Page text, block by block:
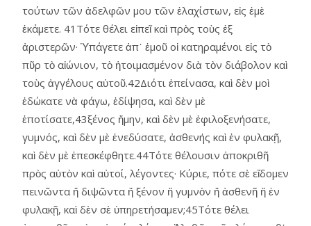
τούτων τῶν ἀδελφῶν μου τῶν ἐλαχίστων, εἰς ἐμὲ
ἐκάμετε. 41Τότε θέλει εἰπεῖ καὶ πρὸς τοὺς ἐξ
ἀριστερῶν· Ὑπάγετε ἀπ᾿ ἐμοῦ οἱ κατηραμένοι εἰς τὸ
πῦρ τὸ αἰώνιον, τὸ ἡτοιμασμένον διὰ τὸν διάβολον καὶ
τοὺς ἀγγέλους αὐτοῦ.42Διότι ἐπείνασα, καὶ δὲν μοὶ
ἐδώκατε νὰ φάγω, ἐδίψησα, καὶ δὲν μὲ
ἐποτίσατε,43ξένος ἤμην, καὶ δὲν μὲ ἐφιλοξενήσατε,
γυμνός, καὶ δὲν μὲ ἐνεδύσατε, ἀσθενής καὶ ἐν φυλακῇ,
καὶ δὲν μὲ ἐπεσκέφθητε.44Τότε θέλουσιν ἀποκριθῆ
πρὸς αὐτὸν καὶ αὐτοί, λέγοντες· Κύριε, πότε σὲ εἴδομεν
πεινῶντα ἤ διψῶντα ἤ ξένον ἤ γυμνὸν ἤ ἀσθενῆ ἤ ἐν
φυλακῇ, καὶ δὲν σὲ ὑπηρετήσαμεν;45Τότε θέλει